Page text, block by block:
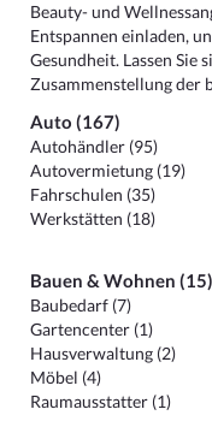
Beauty- und
Entspannen einladen,
Gesundheit. Lassen Sie
Zusammenstellung der
Auto (167)
Autohändler (95)
Autovermietung (19)
Fahrschulen (35)
Werkstätten (18)
Bauen & Wohnen (15)
Baubedarf (7)
Gartencenter (1)
Hausverwaltung (2)
Möbel (4)
Raumausstatter (1)